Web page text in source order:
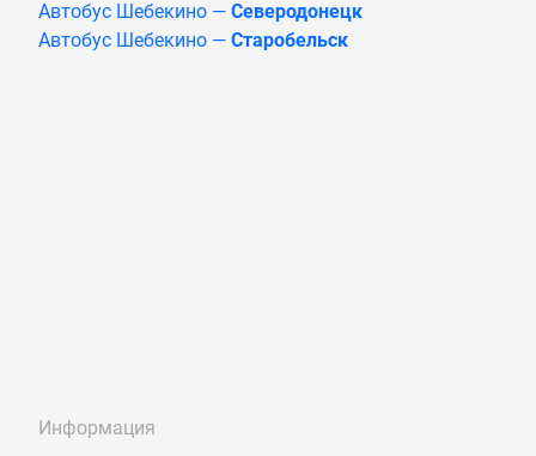
Автобус Шебекино — Северодонецк
Автобус Шебекино — Старобельск
Информация